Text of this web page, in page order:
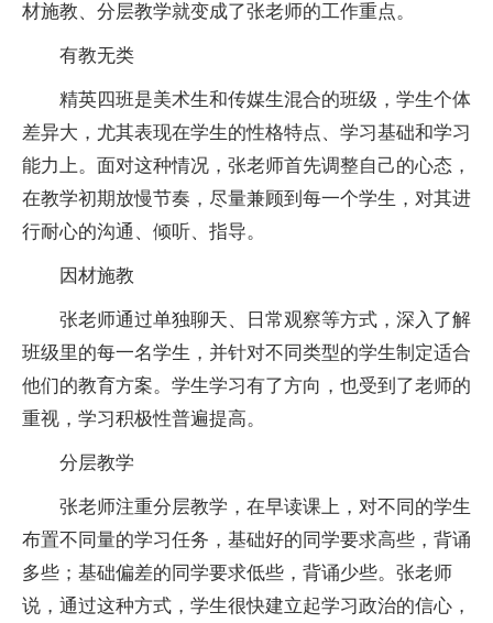
材施教、分层教学就变成了张老师的工作重点。
有教无类
精英四班是美术生和传媒生混合的班级，学生个体
差异大，尤其表现在学生的性格特点、学习基础和学习
能力上。面对这种情况，张老师首先调整自己的心态，
在教学初期放慢节奏，尽量兼顾到每一个学生，对其进
行耐心的沟通、倾听、指导。
因材施教
张老师通过单独聊天、日常观察等方式，深入了解
班级里的每一名学生，并针对不同类型的学生制定适合
他们的教育方案。学生学习有了方向，也受到了老师的
重视，学习积极性普遍提高。
分层教学
张老师注重分层教学，在早读课上，对不同的学生
布置不同量的学习任务，基础好的同学要求高些，背诵
多些；基础偏差的同学要求低些，背诵少些。张老师
说，通过这种方式，学生很快建立起学习政治的信心，